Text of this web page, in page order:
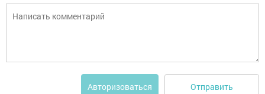
Авторизоваться Отправить